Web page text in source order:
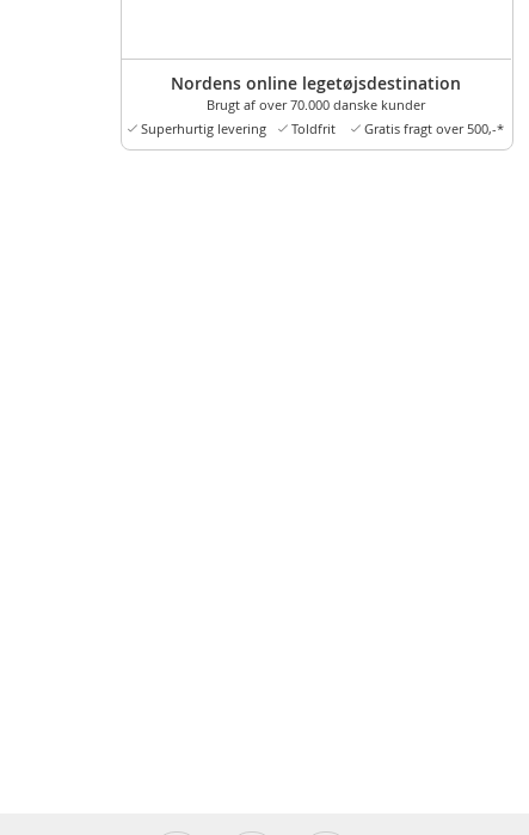
Nordens online legetøjsdestination
Brugt af over 70.000 danske kunder
Superhurtig levering
Toldfrit Gratis fragt over 500,-*